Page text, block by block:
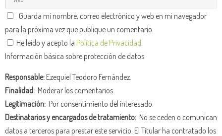
Guarda mi nombre, correo electrónico y web en mi navegador
para la próxima vez que publique un comentario.
He leído y acepto la Política de Privacidad
Información básica sobre protección de datos
Responsable:Ezequiel Teodoro Fernández.
Finalidad: Moderar los comentarios.
Legitimación: Por consentimiento del interesado.
Destinatarios y encargados de tratamiento: No se ceden o comunican
datos a terceros para prestar este servicio. El Titular ha contratado los